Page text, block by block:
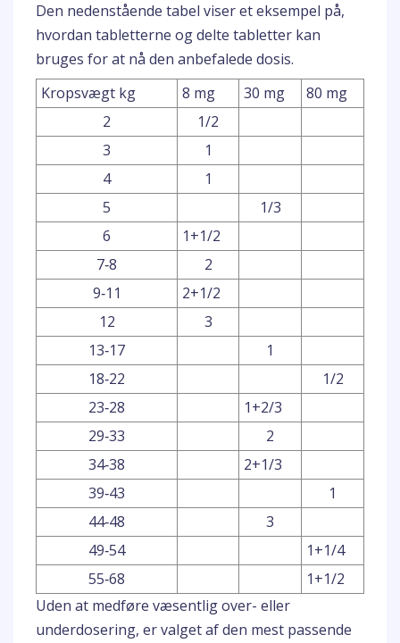
Den nedenstående tabel viser et eksempel på,
hvordan tabletterne og delte tabletter kan
bruges for at nå den anbefalede dosis.
Kropsvægt kg
8 mg 30 mg
80 mg
2
1/2
3
1
4
1
5
1/3
6
1+1/2
7‐8
2
9‐11
2+1/2
12
3
13‐17
1
18‐22
1/2
23‐28
1+2/3
29‐33
2
34‐38
2+1/3
39‐43
1
44‐48
3
49‐54
1+1/4
55‐68
1+1/2
Uden at medføre væsentlig over- eller
underdosering, er valget af den mest passende